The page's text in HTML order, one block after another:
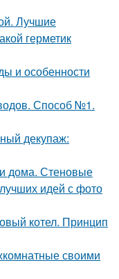
Лучшие
герметик
и особенности
Способ №1.
декупаж:
дома. Стеновые
идей с фото
котел. Принцип
своими